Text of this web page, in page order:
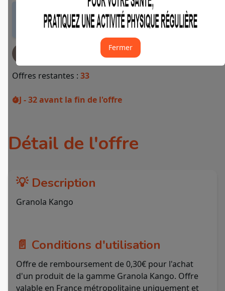
Fermer
JE DEMANDE MON REMBOURSEMENT
Offre valable dans tous les magasins et drives
de France métropolitaine et sur Internet.
Offres restantes : 33
J - 32avant la fin de l'offre
Détail de l'offre
💡 Description
Granola Kango
📄 Conditions d'utilisation
Offre de remboursement de 0,30€ pour l'achat
d'un produit de la gamme Granola Kango. Offre
valable en France métropolitaine uniquement et